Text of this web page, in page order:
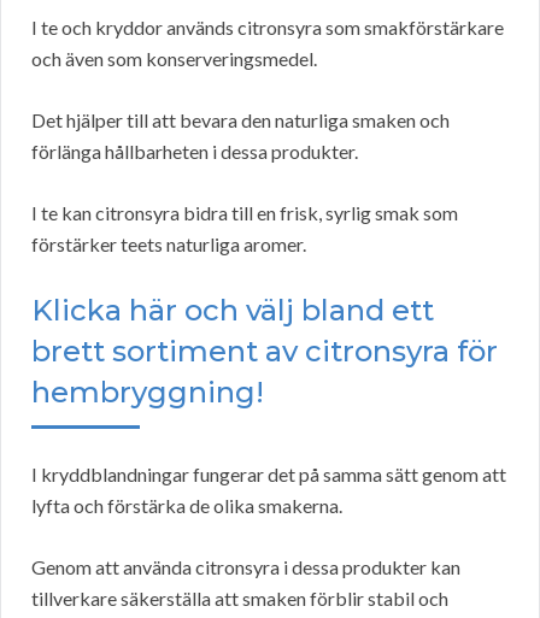
I te och kryddor används citronsyra som smakförstärkare
och även som konserveringsmedel.
Det hjälper till att bevara den naturliga smaken och
förlänga hållbarheten i dessa produkter.
I te kan citronsyra bidra till en frisk, syrlig smak som
förstärker teets naturliga aromer.
Klicka här och välj bland ett
brett sortiment av citronsyra för
hembryggning!
I kryddblandningar fungerar det på samma sätt genom att
lyfta och förstärka de olika smakerna.
Genom att använda citronsyra i dessa produkter kan
tillverkare säkerställa att smaken förblir stabil och